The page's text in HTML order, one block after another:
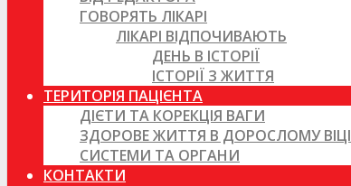
ГОВОРЯТЬ ЛІКАРІ
ЛІКАРІ ВІДПОЧИВАЮТЬ
ДЕНЬ В ІСТОРІЇ
ІСТОРІЇ З ЖИТТЯ
ТЕРИТОРІЯ ПАЦІЄНТА
ДІЄТИ ТА КОРЕКЦІЯ ВАГИ
ЗДОРОВЕ ЖИТТЯ В ДОРОСЛОМУ ВІЦІ
СИСТЕМИ ТА ОРГАНИ
КОНТАКТИ